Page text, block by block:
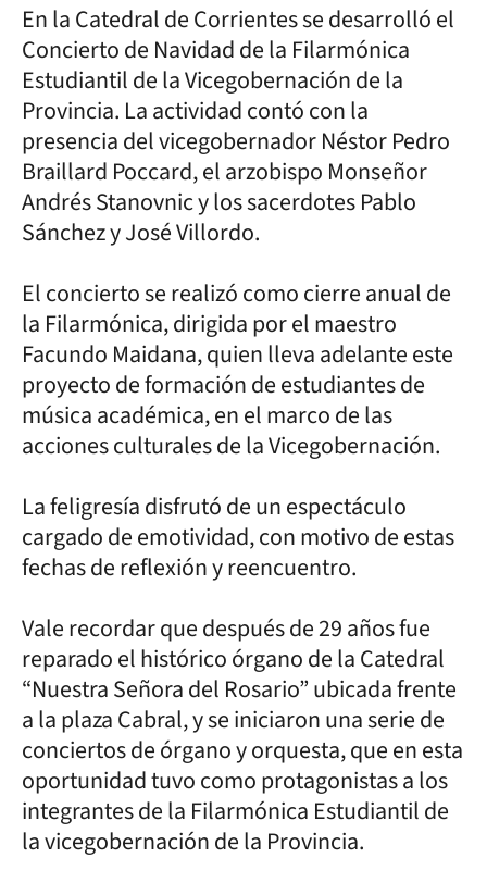
En la Catedral de Corrientes se desarrolló el
Concierto de Navidad de la Filarmónica
Estudiantil de la Vicegobernación de la
Provincia. La actividad contó con la
presencia del vicegobernador Néstor Pedro
Braillard Poccard, el arzobispo Monseñor
Andrés Stanovnic y los sacerdotes Pablo
Sánchez y José Villordo.
El concierto se realizó como cierre anual de
la Filarmónica, dirigida por el maestro
Facundo Maidana, quien lleva adelante este
proyecto de formación de estudiantes de
música académica, en el marco de las
acciones culturales de la Vicegobernación.
La feligresía disfrutó de un espectáculo
cargado de emotividad, con motivo de estas
fechas de reflexión y reencuentro.
Vale recordar que después de 29 años fue
reparado el histórico órgano de la Catedral
“Nuestra Señora del Rosario” ubicada frente
a la plaza Cabral, y se iniciaron una serie de
conciertos de órgano y orquesta, que en esta
oportunidad tuvo como protagonistas a los
integrantes de la Filarmónica Estudiantil de
la vicegobernación de la Provincia.